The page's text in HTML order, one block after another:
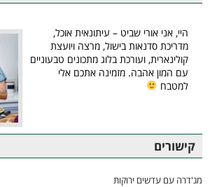
היי, אני אורי שביט – עיתונאית אוכל,
מדריכת סדנאות בישול, מרצה ויועצת
קולינארית, ועורכת בלוג מתכונים טבעוניים
עם המון אהבה. מזמינה אתכם אלי
למטבח
קישורים
מג'דרה עם עדשים ירוקות